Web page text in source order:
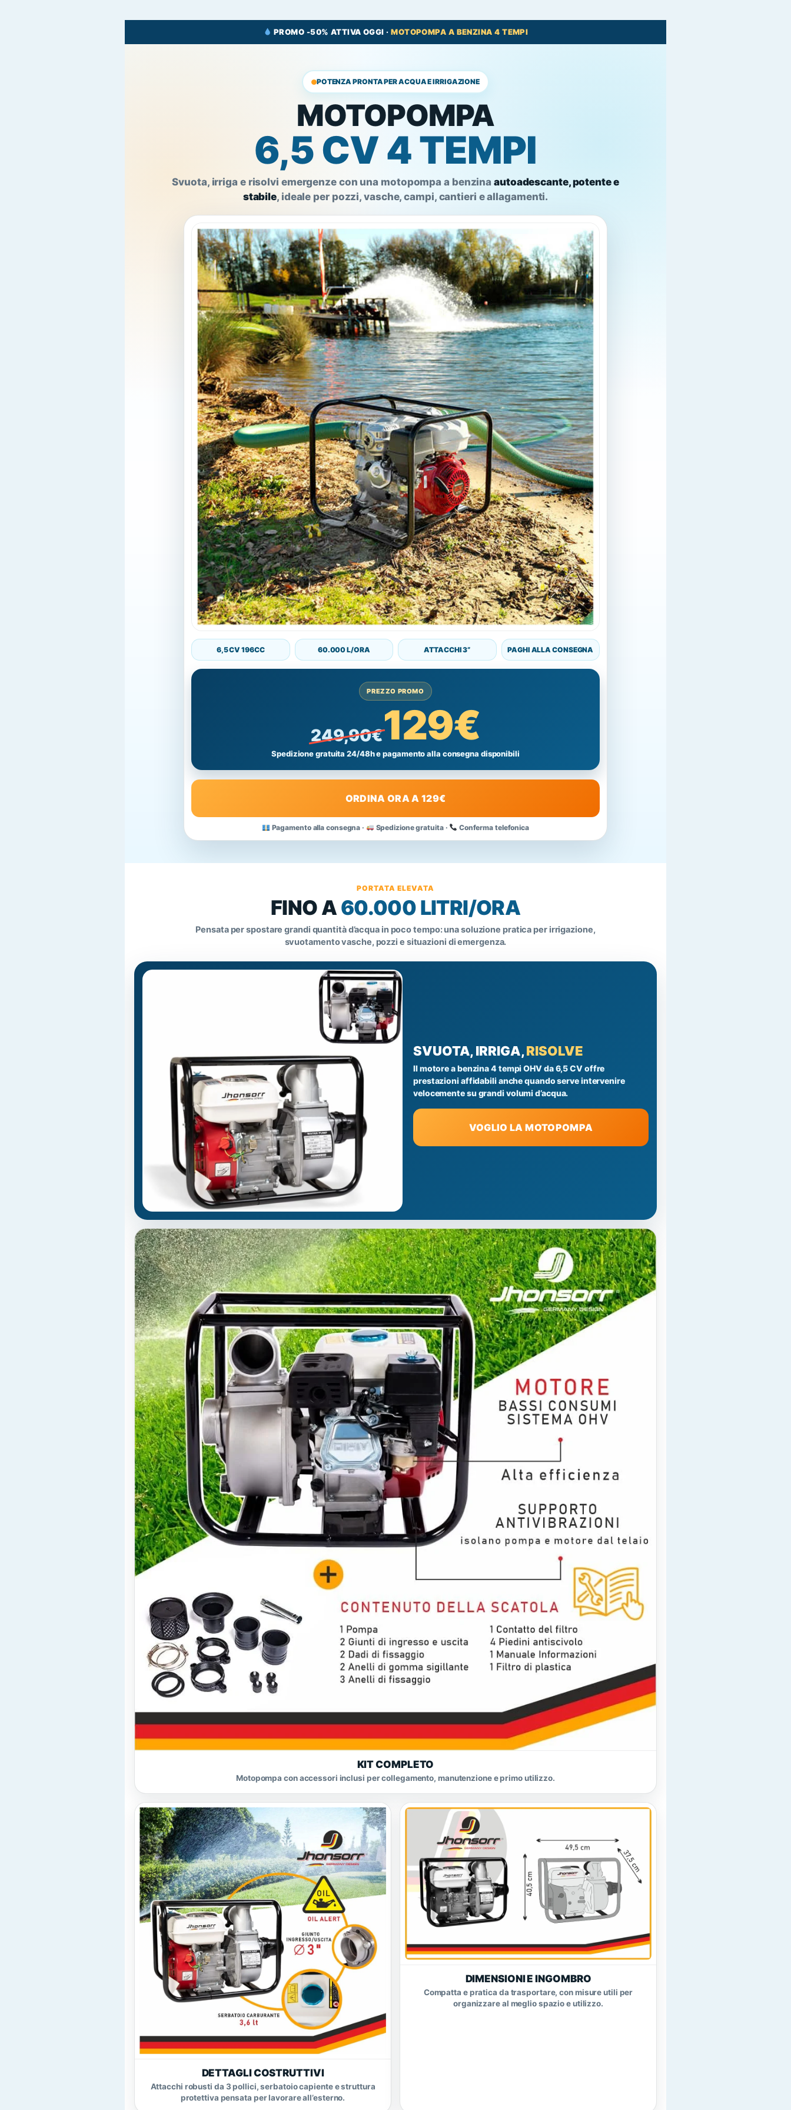
PROMO -50% ATTIVA OGGI ·MOTOPOMPA A BENZINA 4 TEMPI
POTENZA PRONTA PER ACQUA E IRRIGAZIONE
MOTOPOMPA
6,5 CV 4 TEMPI
Svuota, irriga e risolvi emergenze con una motopompa a benzinaautoadescante, potente e
stabile, ideale per pozzi, vasche, campi, cantieri e allagamenti.
6,5 CV 196CC 60.000 L/ORA ATTACCHI 3” PAGHI ALLA CONSEGNA
PREZZO PROMO
249,90€129€
Spedizione gratuita 24/48h e pagamento alla consegna disponibili
ORDINA ORA A 129€
Pagamento alla consegna · Spedizione gratuita · Conferma telefonica
PORTATA ELEVATA
FINO A60.000 LITRI/ORA
Pensata per spostare grandi quantità d’acqua in poco tempo: una soluzione pratica per irrigazione,
svuotamento vasche, pozzi e situazioni di emergenza.
SVUOTA, IRRIGA,RISOLVE
Il motore a benzina 4 tempi OHV da 6,5 CV offre
prestazioni affidabili anche quando serve intervenire
velocemente su grandi volumi d’acqua.
VOGLIO LA MOTOPOMPA
KIT COMPLETO
Motopompa con accessori inclusi per collegamento, manutenzione e primo utilizzo.
DETTAGLI COSTRUTTIVI
Attacchi robusti da 3 pollici, serbatoio capiente e struttura
protettiva pensata per lavorare all’esterno.
DIMENSIONI E INGOMBRO
Compatta e pratica da trasportare, con misure utili per
organizzare al meglio spazio e utilizzo.